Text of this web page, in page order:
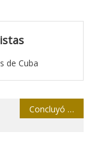
de Cuba
Concluyó el Congreso del Partido de los comunistas cubanos